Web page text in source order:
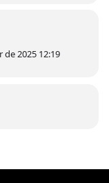
de 2025 12:19